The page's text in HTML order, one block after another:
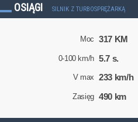
OSIĄGI SILNIK Z TURBOSPRĘŻARKĄ
Moc 317 KM
0-100 km/h 5.7 s.
V max 233 km/h
Zasięg 490 km